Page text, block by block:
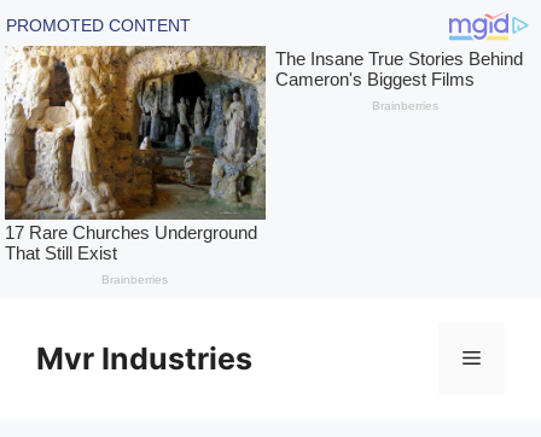
contentMvr Industries Menu